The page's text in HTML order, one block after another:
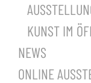
KUNST IM
NEWS
ONLINE